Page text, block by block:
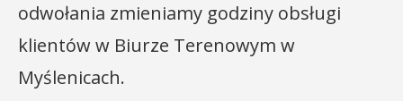
odwołania zmieniamy godziny obsługi
klientów w Biurze Terenowym w
Myślenicach.